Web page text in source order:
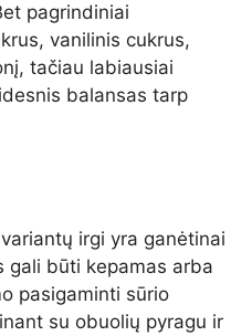
pagrindiniai
vanilinis cukrus,
tačiau labiausiai
balansas tarp
irgi yra ganėtinai
gali būti kepamas arba
pasigaminti sūrio
su obuolių pyragu ir